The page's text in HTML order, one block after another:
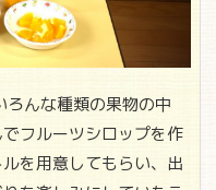
ろんな種類の果物の中
フルーツシロップを作
を用意してもらい、出